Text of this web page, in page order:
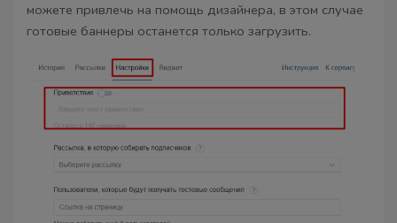
можете привлечь на помощь дизайнера, в этом случае
готовые баннеры останется только загрузить.